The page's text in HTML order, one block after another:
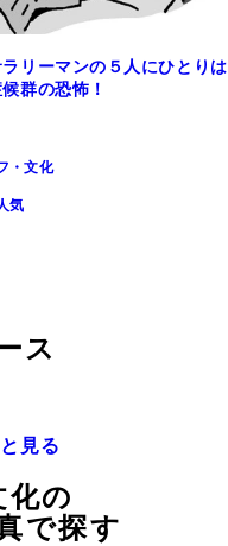
リーマンの５人にひとりは
群の恐怖！
・文化
気
ス
見る
化の
で探す